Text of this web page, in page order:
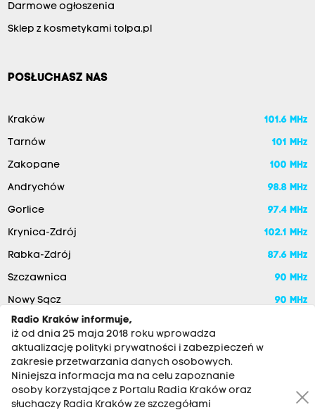
Darmowe ogłoszenia
Sklep z kosmetykami tolpa.pl
POSŁUCHASZ NAS
Kraków 101.6 MHz
Tarnów 101 MHz
Zakopane 100 MHz
Andrychów 98.8 MHz
Gorlice 97.4 MHz
Krynica-Zdrój 102.1 MHz
Rabka-Zdrój 87.6 MHz
Szczawnica 90 MHz
Nowy Sącz
90 MHz
Radio Kraków informuje,
iż od dnia 25 maja 2018 roku wprowadza
aktualizację polityki prywatności i zabezpieczeń w
zakresie przetwarzania danych osobowych.
Niniejsza informacja ma na celu zapoznanie
osoby korzystające z Portalu Radia Kraków oraz
słuchaczy Radia Kraków ze szczegółami